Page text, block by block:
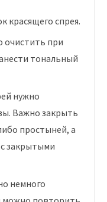
красящего спрея.
при
тональный
нужно
Важно закрыть
простыней, а
закрытыми
немного